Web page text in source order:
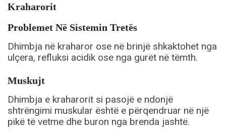
Kraharorit
Problemet Në Sistemin Tretës
Dhimbja në kraharor ose në brinjë shkaktohet nga
ulçera, refluksi acidik ose nga gurët në tëmth.
Muskujt
Dhimbja e kraharorit si pasojë e ndonjë
shtrëngimi muskular është e përqendruar në një
pikë të vetme dhe buron nga brenda jashtë.